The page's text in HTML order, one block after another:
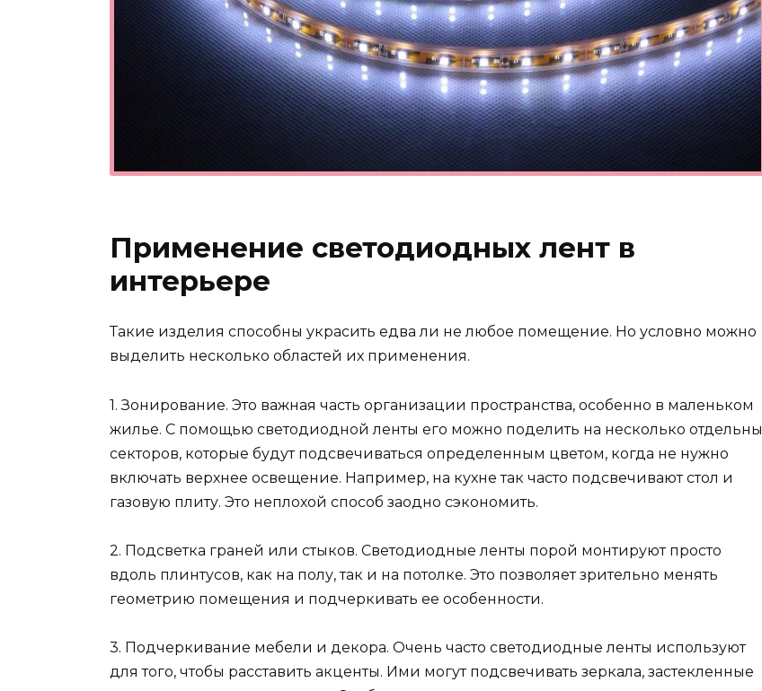
Применение светодиодных лент в
интерьере
Такие изделия способны украсить едва ли не любое помещение. Но условно можно
выделить несколько областей их применения.
1. Зонирование. Это важная часть организации пространства, особенно в маленьком
жилье. С помощью светодиодной ленты его можно поделить на несколько отдельны
секторов, которые будут подсвечиваться определенным цветом, когда не нужно
включать верхнее освещение. Например, на кухне так часто подсвечивают стол и
газовую плиту. Это неплохой способ заодно сэкономить.
2. Подсветка граней или стыков. Светодиодные ленты порой монтируют просто
вдоль плинтусов, как на полу, так и на потолке. Это позволяет зрительно менять
геометрию помещения и подчеркивать ее особенности.
3. Подчеркивание мебели и декора. Очень часто светодиодные ленты используют
для того, чтобы расставить акценты. Ими могут подсвечивать зеркала, застекленные